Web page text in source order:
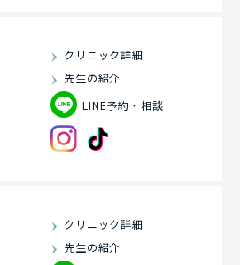
クリニック詳細
先生の紹介
LINE予約・相談
クリニック詳細
先生の紹介